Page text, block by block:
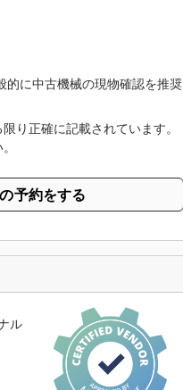
に中古機械の現物確認を推奨
り正確に記載されています。
予約をする
ル